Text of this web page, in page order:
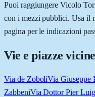
Puoi raggiungere Vicolo
con i mezzi pubblici. Usa il
pagina per le indicazioni
Vie e piazze
Via de ZoboliVia Giuseppe
ZabbeniVia Dottor Pier